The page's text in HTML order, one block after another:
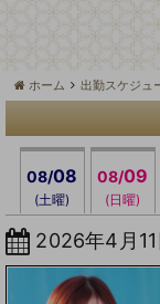
ホーム 出勤スケジュ
08/08
(土曜)
08/09
(日曜)
2026年4月